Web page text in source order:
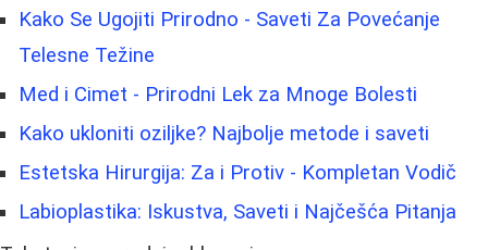
Kako Se Ugojiti Prirodno - Saveti Za Povećanje
Telesne Težine
Med i Cimet - Prirodni Lek za Mnoge Bolesti
Kako ukloniti oziljke? Najbolje metode i saveti
Estetska Hirurgija: Za i Protiv - Kompletan Vodič
Labioplastika: Iskustva, Saveti i Najčešća Pitanja